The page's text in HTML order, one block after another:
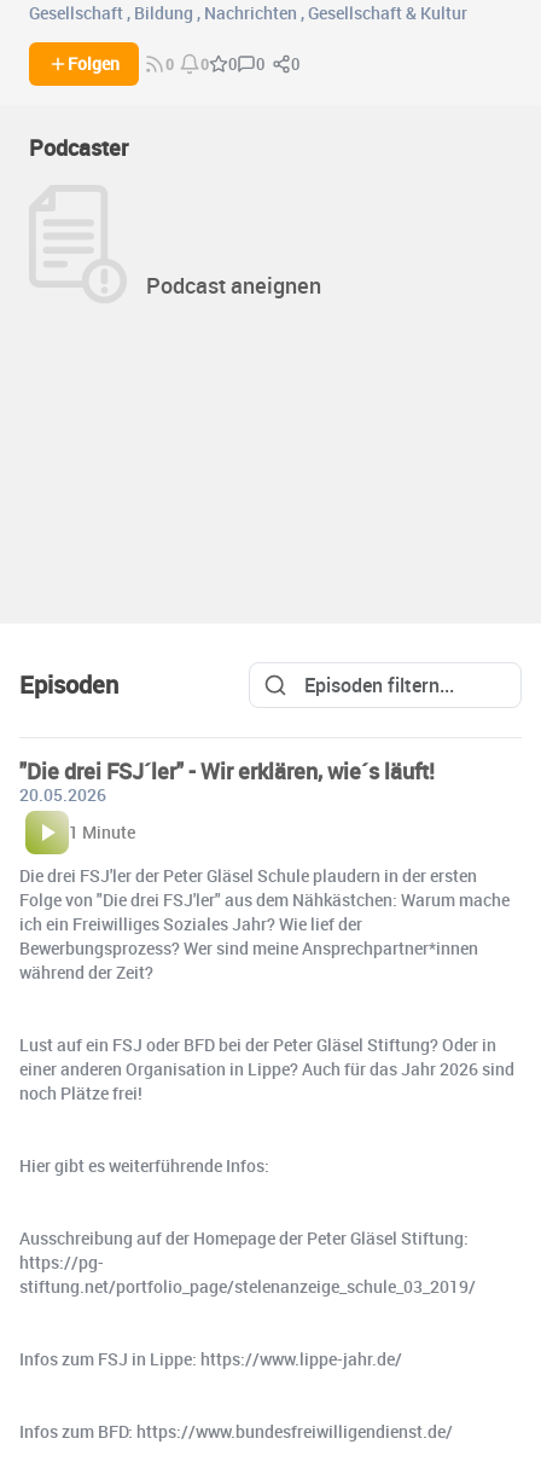
Gesellschaft , Bildung , Nachrichten ,Gesellschaft & Kultur
Folgen 0 0 0 0 0
Podcaster
Podcast aneignen
Episoden
"Die drei FSJ´ler" - Wir erklären, wie´s läuft!
20.05.2026
1 Minute
Die drei FSJ'ler der Peter Gläsel Schule plaudern in der ersten
Folge von "Die drei FSJ'ler" aus dem Nähkästchen: Warum mache
ich ein Freiwilliges Soziales Jahr? Wie lief der
Bewerbungsprozess? Wer sind meine Ansprechpartner*innen
während der Zeit?
Lust auf ein FSJ oder BFD bei der Peter Gläsel Stiftung? Oder in
einer anderen Organisation in Lippe? Auch für das Jahr 2026 sind
noch Plätze frei!
Hier gibt es weiterführende Infos:
Ausschreibung auf der Homepage der Peter Gläsel Stiftung:
https://pg-
stiftung.net/portfolio_page/stelenanzeige_schule_03_2019/
Infos zum FSJ in Lippe: https://www.lippe-jahr.de/
Infos zum BFD: https://www.bundesfreiwilligendienst.de/